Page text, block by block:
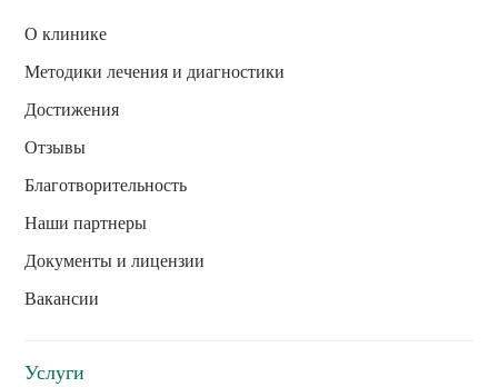
О клинике
Методики лечения и диагностики
Достижения
Отзывы
Благотворительность
Наши партнеры
Документы и лицензии
Вакансии
Услуги